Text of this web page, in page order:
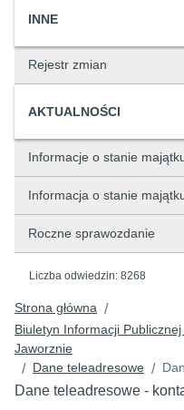
INNE
Rejestr zmian
AKTUALNOŚCI
Informacje o stanie
Informacja o stanie
Roczne sprawozdanie
Liczba odwiedzin: 8268
Strona główna /
Biuletyn Informacji
Jaworznie
/ Dane teleadresowe /
Dane teleadresowe -